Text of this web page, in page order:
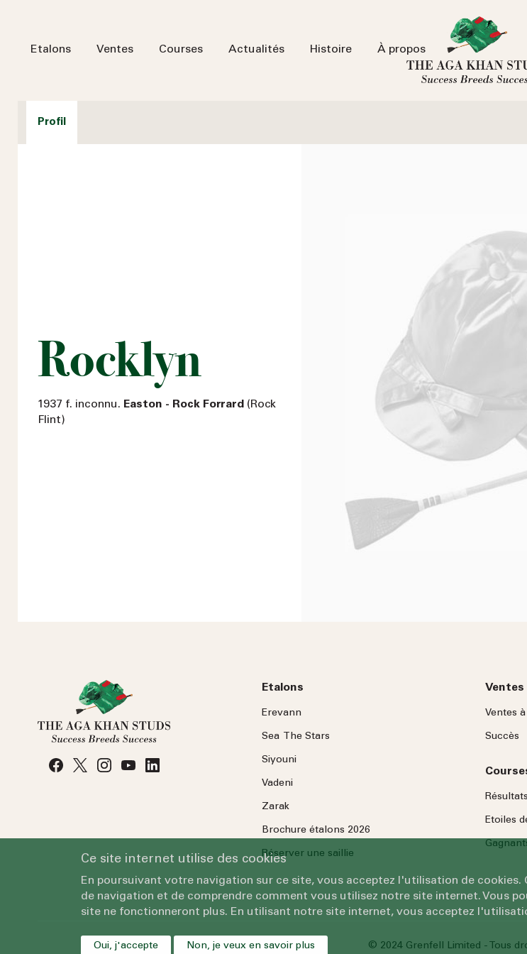
Etalons Ventes Courses Actualités Histoire À propos
Profil
Rocklyn
1937 f. inconnu. Easton - Rock Forrard (Rock
Flint)
Etalons
Erevann
Sea TheStars
Siyouni
Vadeni
Zarak
Brochure étalons 2026
Réserver une saillie
Ventes
Ventes
Succès
Etoiles
© 2024 Grenfell Limited - Tous
Ce site internet utilise des cookies
En poursuivant votre navigation sur ce site, vous acceptez l'utilisation de
de navigation et de comprendre comment vous utilisez notre site internet. Vous
site ne fonctionneront plus. En utilisant notre site internet, vous acceptez
Oui, j'accepte Non, je veux en savoir plus